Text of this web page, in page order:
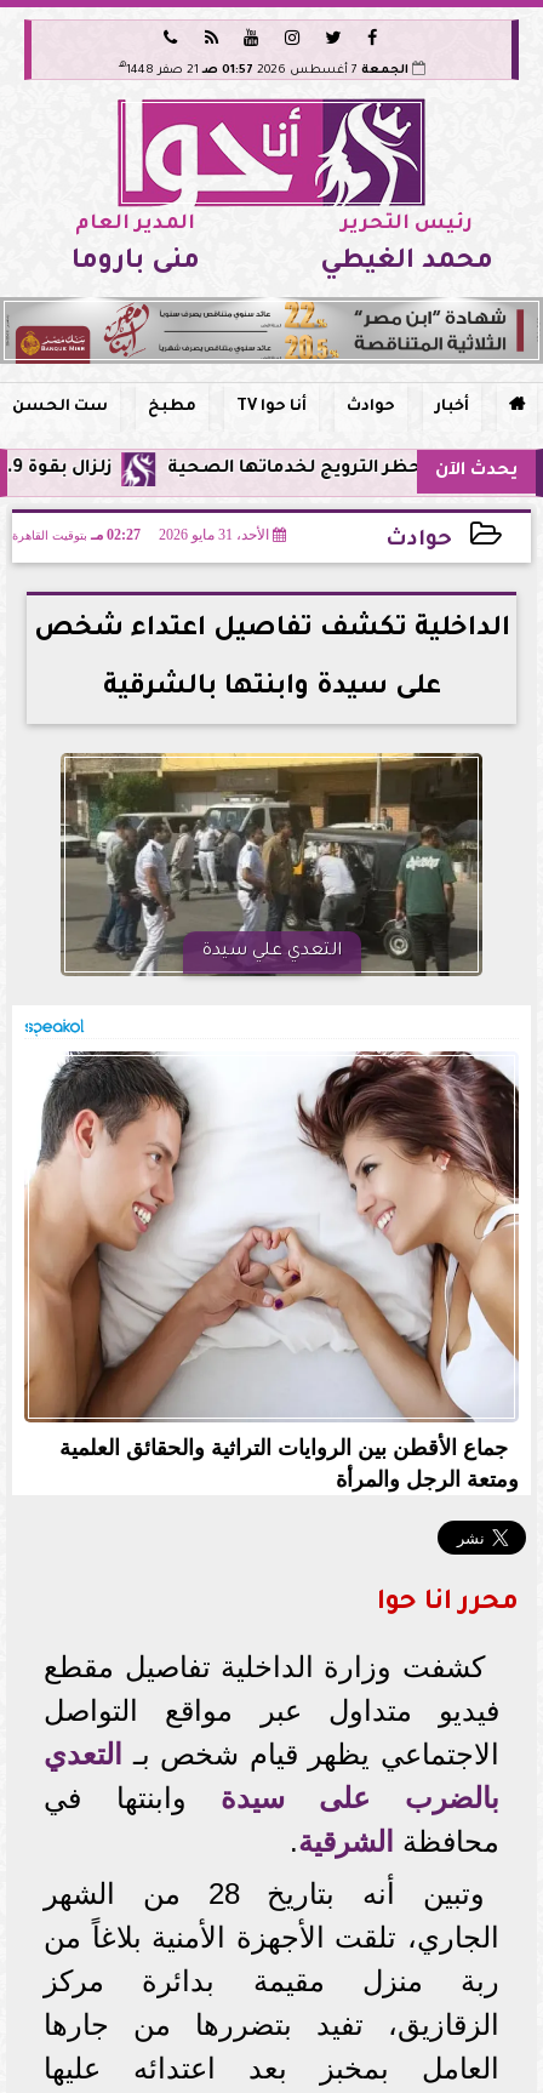






الجمعة 01:57 صـ 21 صفر 1448 هـ
رئيس التحرير
محمد الغيطي
المدير العام
منى باروما
 أخبار حوادث أنا حوا TV مطبخ ست الحسن
يحدث الآن زلزال بقوة 5.9 ريختر يشعر به سكان القاهرة وعدة محافظات.. مركزه شرق البحر المتوسط الترويج لخدماتها الصحية
حوادث الأحد، 31 مايو 2026 02:27 مـ بتوقيت القاهرة
2026-05-31 14:27:03
الداخلية تكشف تفاصيل اعتداء شخص
على سيدة وابنتها بالشرقية
التعدي علي سيدة
جماع الأقطن بين الروايات التراثية والحقائق العلمية
ومتعة الرجل والمرأة
محرر انا حوا
كشفت وزارة الداخلية تفاصيل مقطع
فيديو متداول عبر مواقع التواصل
الاجتماعي يظهر قيام شخص بـ التعدي
بالضرب على سيدة وابنتها في
محافظة الشرقية.
وتبين أنه بتاريخ 28 من الشهر
الجاري، تلقت الأجهزة الأمنية بلاغاً من
ربة منزل مقيمة بدائرة مركز
الزقازيق، تفيد بتضررها من جارها
العامل بمخبز بعد اعتدائه عليها